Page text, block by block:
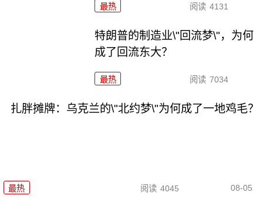
最热 阅读 4131
特朗普的制造业\"回流梦\"，为何
成了回流东大？
最热 阅读 7034
扎胖摊牌：乌克兰的\"北约梦\"为何成了一地鸡毛？
最热 阅读 4045 08-05